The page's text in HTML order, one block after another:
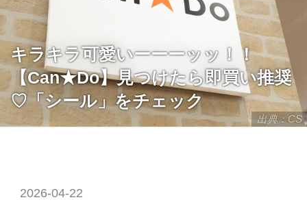
出典：CS
キラキラ可愛いーーーッッ！！
【Can★Do】見つけたら即買い推奨
♡「シール」をチェック
2026-04-22